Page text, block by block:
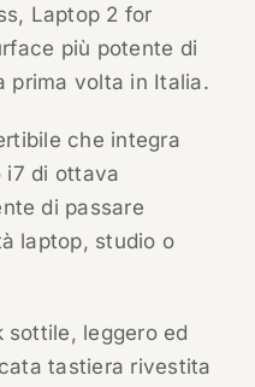
Laptop 2 for
più potente di
prima volta in Italia.
che integra
i7 di ottava
di passare
laptop, studio o
sottile, leggero ed
tastiera rivestita